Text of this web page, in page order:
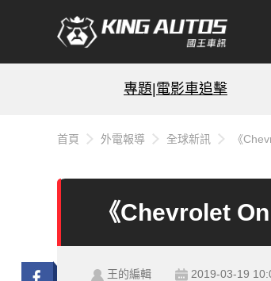
專題|電影車追擊
首頁 外電報導 全球新訊 《
《Chevrolet
王的編輯 2019-03-19